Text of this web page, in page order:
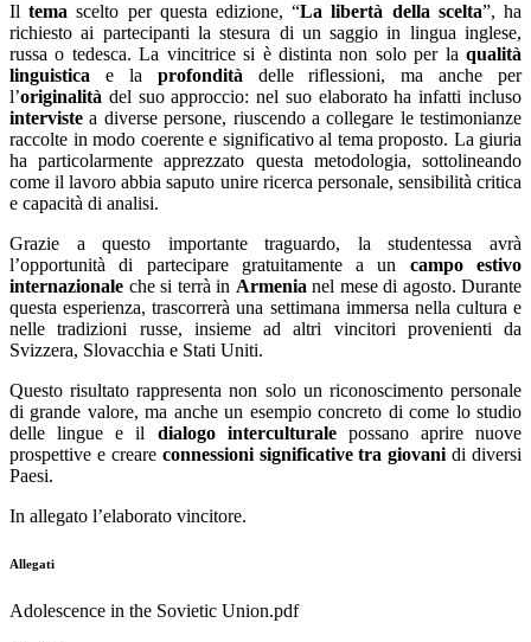
Iltema scelto per questa edizione, “La libertà della scelta”, ha
richiesto ai partecipanti la stesura di un saggio in lingua inglese,
russa o tedesca. La vincitrice si è distinta non solo per la qualità
linguistica e la profondità delle riflessioni, ma anche per
l’originalità del suo approccio: nel suo elaborato ha infatti incluso
interviste a diverse persone, riuscendo a collegare le testimonianze
raccolte in modo coerente e significativo al tema proposto. La giuria
ha particolarmente apprezzato questa metodologia, sottolineando
come il lavoro abbia saputo unire ricerca personale, sensibilità critica
e capacità di analisi.
Grazie a questo importante traguardo, la studentessa avrà
l’opportunità di partecipare gratuitamente a un campo estivo
internazionale che si terrà in Armenia nel mese di agosto. Durante
questa esperienza, trascorrerà una settimana immersa nella cultura e
nelle tradizioni russe, insieme ad altri vincitori provenienti da
Svizzera, Slovacchia e Stati Uniti.
Questo risultato rappresenta non solo un riconoscimento personale
di grande valore, ma anche un esempio concreto di come lo studio
delle lingue e il dialogo interculturalepossano aprire nuove
prospettive e creare connessioni significative tra giovani di diversi
Paesi.
In allegato l’elaborato vincitore.
Allegati
Adolescence in the Sovietic Union.pdf